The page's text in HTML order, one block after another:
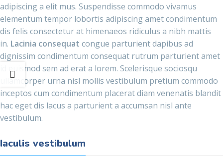
adipiscing a elit mus. Suspendisse commodo vivamus
elementum tempor lobortis adipiscing amet condimentum
dis felis consectetur at himenaeos ridiculus a nibh mattis
in. Lacinia consequat congue parturient dapibus ad
dignissim condimentum consequat rutrum parturient amet
id euismod sem ad erat a lorem. Scelerisque sociosqu
ullamcorper urna nisl mollis vestibulum pretium commodo
inceptos cum condimentum placerat diam venenatis blandit
hac eget dis lacus a parturient a accumsan nisl ante
vestibulum.
Iaculis vestibulum